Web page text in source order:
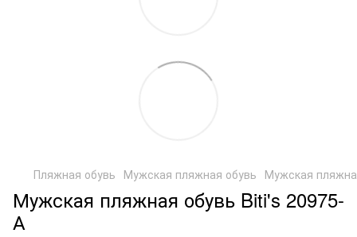
Пляжная обувь Мужская пляжная обувь Мужская
Мужская пляжная обувь Biti's 20975-
А